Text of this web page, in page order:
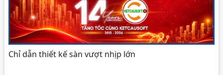
Chỉ dẫn thiết kế sàn vượt nhịp lớn